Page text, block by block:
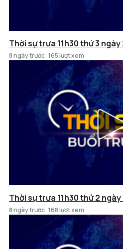
Thời sự trưa 11h30 thứ 3
8 ngày trước 165 lượt xem
Thời sự trưa 11h30 thứ 2
8 ngày trước 168 lượt xem